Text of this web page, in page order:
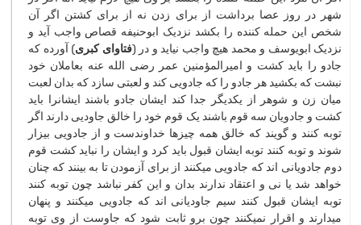
شهر در روز عصا برداشت از برای زدن نه از برای كشتن اگر آن
شخص این حمله كننده را بكشد نزدیک ابوحنیفه قصاص واجب آید و
نزدیک ابویوسف و محمد هیچ واجب نیاید و در (فتاوای كبری) آورده كه
جادو را باید كشت و امیرالمؤمنین عمر رضی الله عنه بعاملان خود
نبشت كه بكشید هر جادو را كه جادویی كند و لعبتی سازد كه بدان لعبت
میان زن و شوهر از یكدیگر جدا كند ایشان جادو باشند ایشانرا باید
كشت و جادویان سه قوم باشند یک قوم خود را خالق جاودیی دارند اگر
توبه كنند و گویند كه خالق همه چیزها خداوندست و از جادویی بیزار
شوند و توبه كنند توبه ایشان قبول باید كرد و ایشان را نباید كشت قوم
دوم جادویانی اند كه جادویی میكنند از برای آزمودن تا به بینند كه چنان
خواهد شد یا نی و اعتقاد ندارند بدان و این كفر نباشد چون توبه كنند
توبه ایشان قبول كنند سیم جاودیانی اند كه جادویی میكنند و پنهان
میدارند و اقرار نمیكنند چون برو ثابت شود كه جاوست از وی توبه